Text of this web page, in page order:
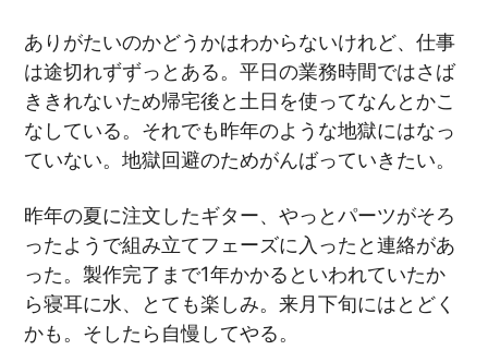
ありがたいのかどうかはわからないけれど、仕事
は途切れずずっとある。平日の業務時間ではさば
ききれないため帰宅後と土日を使ってなんとかこ
なしている。それでも昨年のような地獄にはなっ
ていない。地獄回避のためがんばっていきたい。
昨年の夏に注文したギター、やっとパーツがそろ
ったようで組み立てフェーズに入ったと連絡があ
った。製作完了まで1年かかるといわれていたか
ら寝耳に水、とても楽しみ。来月下旬にはとどく
かも。そしたら自慢してやる。